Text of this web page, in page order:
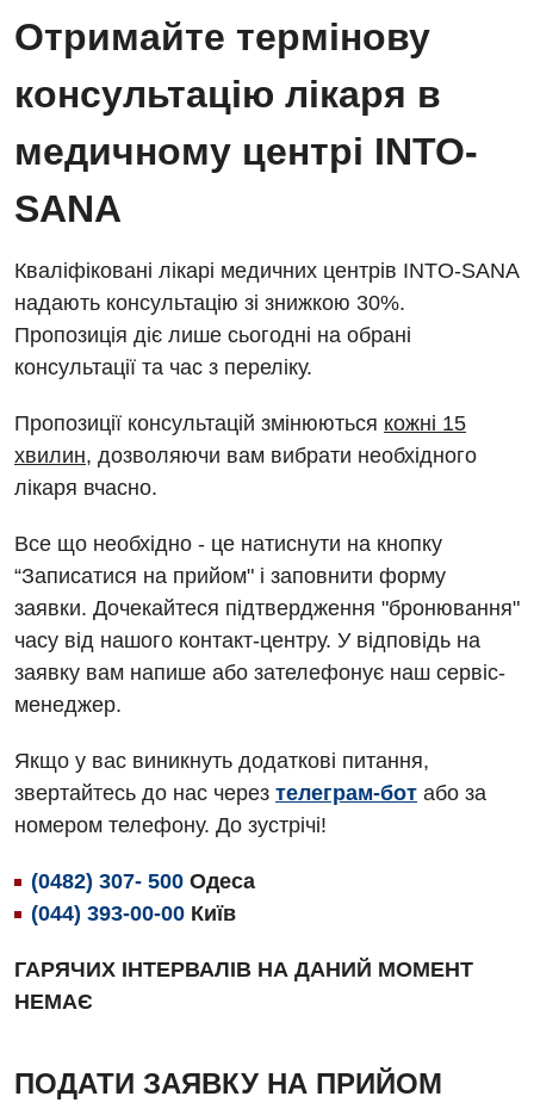
Безкоштовні операції
Енциклопедія
Діагностичне відділення
Ендоскопічне відділення
Комп’ютерна томографія
Нейросонографія
Рентгенографія
УЗД
Для дорослих
Акушерство і гінекологія
Алергологія, імунологія
Андрологія
Безоплатні послуги
Вакцинація
Відділення кардіосудинної патології та неврології
Відділення невідкладних станів
Гастроентерологія
Гінекологічне відділення
Денний стаціонар
Відділ госпіталізації
Відділення невідкладних станів
Відділення інтенсивної терапії
Гінекологічне відділення
Денний стаціонар
Діагностичне відділення
Ендоскопічне відділення
Офтальмологічне відділення
Педіатричне відділення
Терапевтичне відділення
Травматологічне відділення
Урологічне відділення
Хірургічне відділення
Декларування
Лікування гострого інфаркту
Національний скринінг здоров’я 40+
Російська
Отримайте термінову
консультацію лікаря в
медичному центрі INTO-
SANA
Кваліфіковані лікарі медичних центрів INTO-SANA
надають консультацію зі знижкою 30%.
Пропозиція діє лише сьогодні на обрані
консультації та час з переліку.
Пропозиції консультацій змінюються кожні 15
хвилин, дозволяючи вам вибрати необхідного
лікаря вчасно.
Все що необхідно - це натиснути на кнопку
“Записатися на прийом" і заповнити форму
заявки. Дочекайтеся підтвердження "бронювання"
часу від нашого контакт-центру. У відповідь на
заявку вам напише або зателефонує наш сервіс-
менеджер.
Якщо у вас виникнуть додаткові питання,
звертайтесь до нас через телеграм-бот або за
номером телефону. До зустрічі!
(0482) 307- 500 Одеса
(044) 393-00-00 Київ
ГАРЯЧИХ ІНТЕРВАЛІВ НА ДАНИЙ МОМЕНТ
НЕМАЄ
ПОДАТИ ЗАЯВКУ НА ПРИЙОМ